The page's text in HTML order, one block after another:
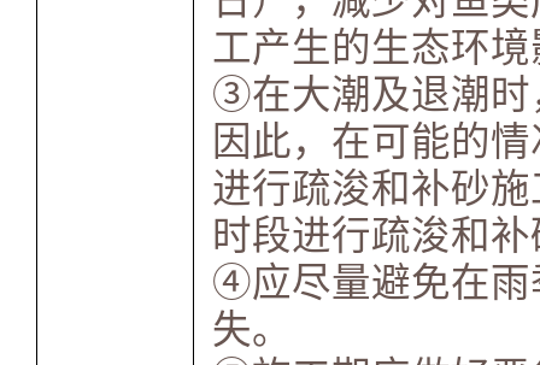
工产生的生态环
③在大潮及退潮时
因此，在可能的
进行疏浚和补砂
时段进行疏浚和
④应尽量避免在雨
失。